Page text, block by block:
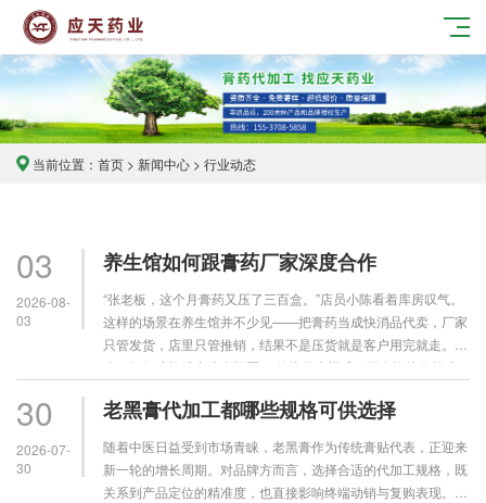
当前位置： 首页 > 新闻中心 > 行业动态
03
2026-08-
03
养生馆如何跟膏药厂家深度合作
“张老板，这个月膏药又压了三百盒。”店员小陈看着库房叹气。
这样的场景在养生馆并不少见——把膏药当成快消品代卖，厂家
只管发货，店里只管推销，结果不是压货就是客户用完就走。那
么，如何才能跳出这个怪圈？ 传统代卖模式，正在拖垮你的生
合……
30
2026-07-
30
老黑膏代加工都哪些规格可供选择
随着中医日益受到市场青睐，老黑膏作为传统膏贴代表，正迎来
新一轮的增长周期。对品牌方而言，选择合适的代加工规格，既
关系到产品定位的精准度，也直接影响终端动销与复购表现。那